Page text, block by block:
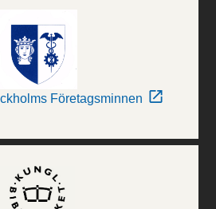
Företagsminnen